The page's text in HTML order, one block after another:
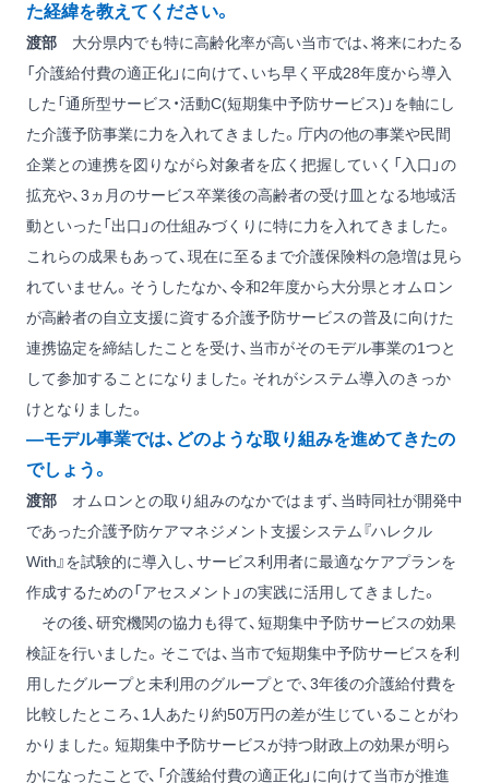
た経緯を教えてください。
渡部 大分県内でも特に高齢化率が高い当市では、将来にわたる
「介護給付費の適正化」に向けて、いち早く平成28年度から導入
した「通所型サービス・活動C(短期集中予防サービス)」を軸にし
た介護予防事業に力を入れてきました。庁内の他の事業や民間
企業との連携を図りながら対象者を広く把握していく「入口」の
拡充や、3ヵ月のサービス卒業後の高齢者の受け皿となる地域活
動といった「出口」の仕組みづくりに特に力を入れてきました。
これらの成果もあって、現在に至るまで介護保険料の急増は見ら
れていません。そうしたなか、令和2年度から大分県とオムロン
が高齢者の自立支援に資する介護予防サービスの普及に向けた
連携協定を締結したことを受け、当市がそのモデル事業の1つと
して参加することになりました。それがシステム導入のきっか
けとなりました。
―モデル事業では、どのような取り組みを進めてきたの
でしょう。
渡部 オムロンとの取り組みのなかではまず、当時同社が開発中
であった介護予防ケアマネジメント支援システム『ハレクル
With』を試験的に導入し、サービス利用者に最適なケアプランを
作成するための「アセスメント」の実践に活用してきました。
その後、研究機関の協力も得て、短期集中予防サービスの効果
検証を行いました。そこでは、当市で短期集中予防サービスを利
用したグループと未利用のグループとで、3年後の介護給付費を
比較したところ、1人あたり約50万円の差が生じていることがわ
かりました。短期集中予防サービスが持つ財政上の効果が明ら
かになったことで、「介護給付費の適正化」に向けて当市が推進